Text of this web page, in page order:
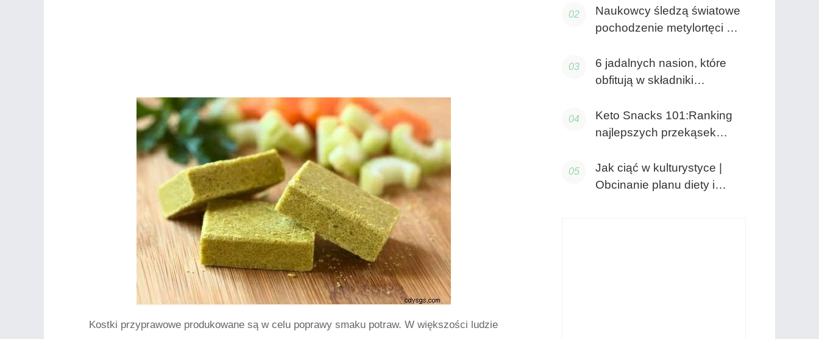
Kostki przyprawowe produkowane są w celu poprawy smaku potraw. W większości ludzie
Naukowcy śledzą światowe
pochodzenie metylortęci w
6 jadalnych nasion, które
obfitują w składniki
Keto Snacks 101:Ranking
najlepszych przekąsek
zrobienia i kupienia
Jak ciąć w kulturystyce |
Obcinanie planu diety i